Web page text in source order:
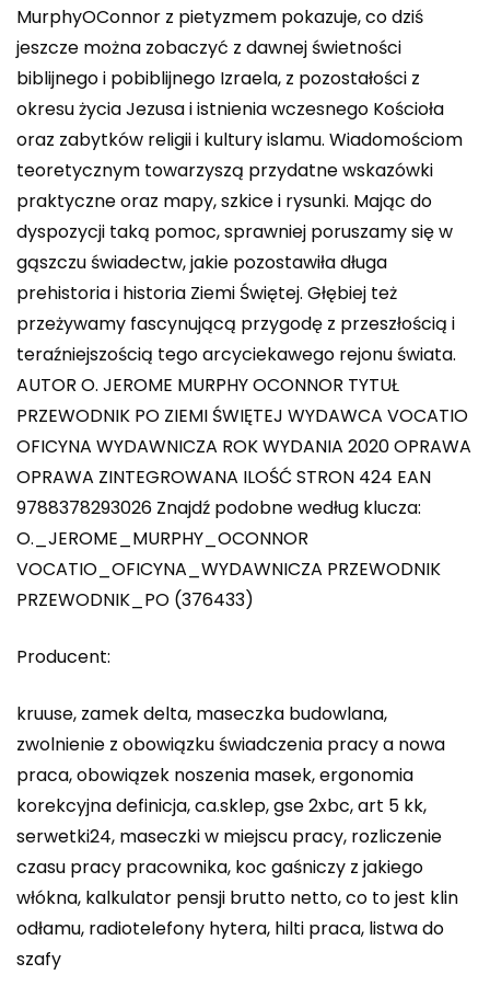
MurphyOConnor z pietyzmem pokazuje, co dziś
jeszcze można zobaczyć z dawnej świetności
biblijnego i pobiblijnego Izraela, z pozostałości z
okresu życia Jezusa i istnienia wczesnego Kościoła
oraz zabytków religii i kultury islamu. Wiadomościom
teoretycznym towarzyszą przydatne wskazówki
praktyczne oraz mapy, szkice i rysunki. Mając do
dyspozycji taką pomoc, sprawniej poruszamy się w
gąszczu świadectw, jakie pozostawiła długa
prehistoria i historia Ziemi Świętej. Głębiej też
przeżywamy fascynującą przygodę z przeszłością i
teraźniejszością tego arcyciekawego rejonu świata.
AUTOR O. JEROME MURPHY OCONNOR TYTUŁ
PRZEWODNIK PO ZIEMI ŚWIĘTEJ WYDAWCA VOCATIO
OFICYNA WYDAWNICZA ROK WYDANIA 2020 OPRAWA
OPRAWA ZINTEGROWANA ILOŚĆ STRON 424 EAN
9788378293026 Znajdź podobne według klucza:
O._JEROME_MURPHY_OCONNOR
VOCATIO_OFICYNA_WYDAWNICZA PRZEWODNIK
PRZEWODNIK_PO (376433)
Producent:
kruuse, zamek delta, maseczka budowlana,
zwolnienie z obowiązku świadczenia pracy a nowa
praca, obowiązek noszenia masek, ergonomia
korekcyjna definicja, ca.sklep, gse 2xbc, art 5 kk,
serwetki24, maseczki w miejscu pracy, rozliczenie
czasu pracy pracownika, koc gaśniczy z jakiego
włókna, kalkulator pensji brutto netto, co to jest klin
odłamu, radiotelefony hytera, hilti praca, listwa do
szafy